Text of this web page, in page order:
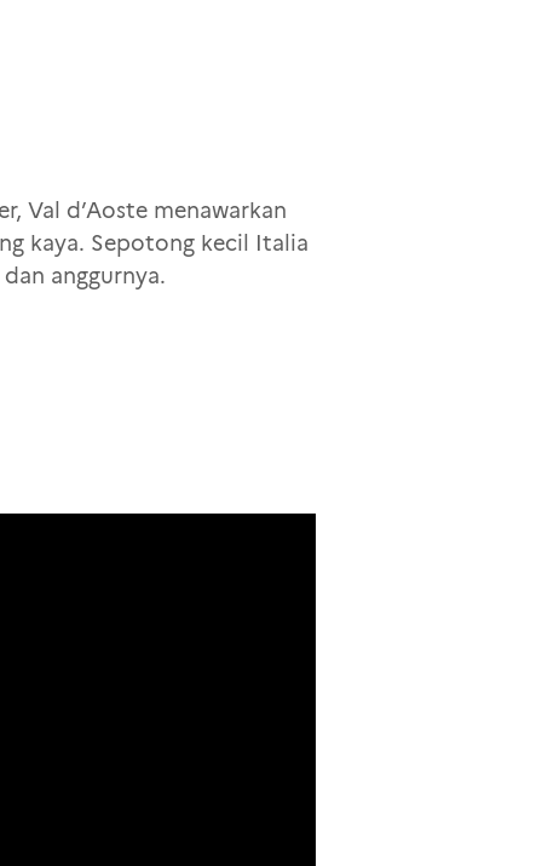
Val d’Aoste menawarkan
kaya. Sepotong kecil Italia
dan anggurnya.